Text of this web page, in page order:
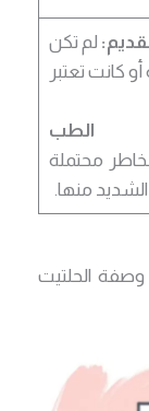
لم تكن
كانت تعتبر
محتملة
منها.
الحلتيت